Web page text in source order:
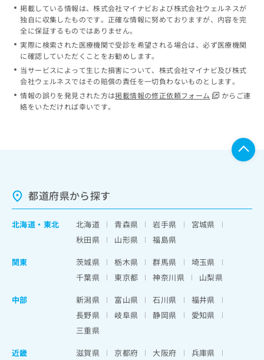
掲載している情報は、株式会社マイナビおよび株式会社ウェルネスが
独自に収集したものです。正確な情報に努めておりますが、内容を完
全に保証するものではありません。
実際に検索された医療機関で受診を希望される場合は、必ず医療機関
に確認していただくことをお勧めします。
当サービスによって生じた損害について、株式会社マイナビ及び株式
会社ウェルネスではその賠償の責任を一切負わないものとします。
情報の誤りを発見された方は掲載情報の修正依頼フォーム
からご連
絡をいただければ幸いです。
都道府県から探す
北海道 ・ 東北 北海道 青森県 岩手県
宮城県
秋田県
山形県
福島県
関東
茨城県 栃木県 群馬県
埼玉県
千葉県
東京都 神奈川県
山梨県
中部
新潟県 富山県 石川県
福井県
長野県
岐阜県 静岡県
愛知県
三重県
近畿
滋賀県 京都府 大阪府
兵庫県